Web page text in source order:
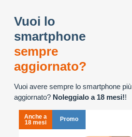
Vuoi lo
smartphone
sempre
aggiornato?
Vuoi avere sempre lo smartphone più
aggiornato? Noleggialo a 18 mesi!!
Anche a
18 mesi
Promo